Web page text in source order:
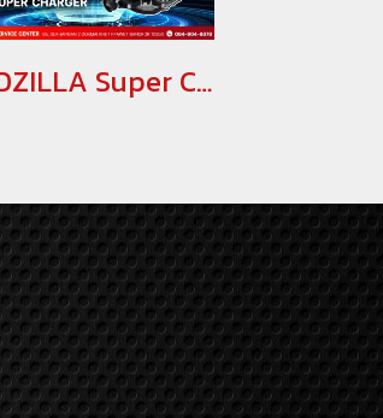
GODZILLA Super Charger สำหรับ LAND CRUISER PRADO 2007 เพิ่มแรงม้าสำหรับ Prado 2 TR ENGINE